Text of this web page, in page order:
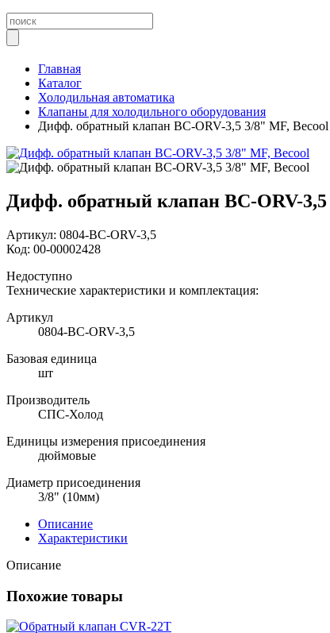
Главная
Каталог
Холодильная автоматика
Клапаны для холодильного оборудования
Дифф. обратный клапан BC-ORV-3,5 3/8" MF, Becool
Дифф. обратный клапан BC-ORV-
Артикул: 0804-BC-ORV-3,5
Код: 00-00002428
Недоступно
Технические характеристики и комплектация:
Артикул
0804-BC-ORV-3,5
Базовая единица
шт
Производитель
СПС-Холод
Единицы измерения присоединения
дюймовые
Диаметр присоединения
3/8" (10мм)
Описание
Характеристики
Описание
Похожие товары